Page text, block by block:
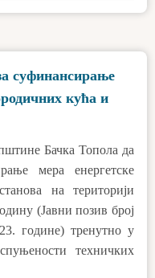
суфинансирање
кућа и
Бачка Топола да
мера енергетске
на територији
(Јавни позив број
године) тренутно у
техничких